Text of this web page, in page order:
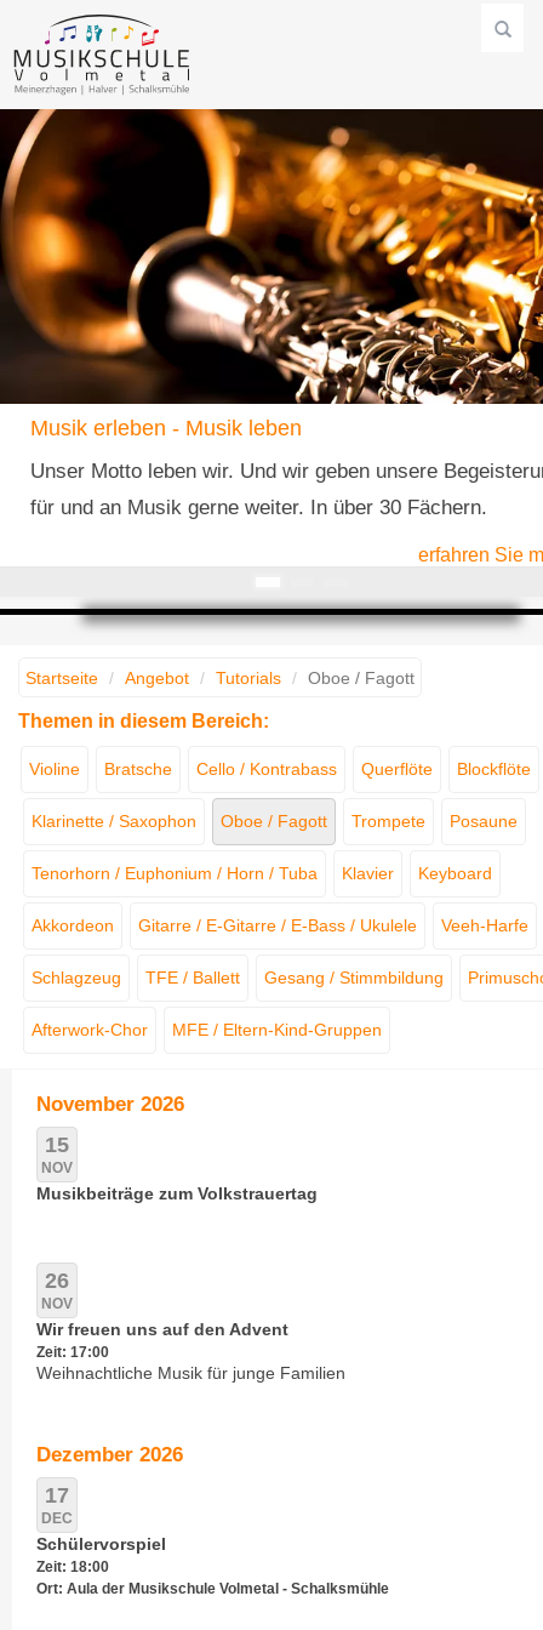
Musik erleben - Musik leben
Unser Motto leben wir. Und wir geben unsere
für und an Musik gerne weiter. In über 30 Fächern.
erfahren Sie
Startseite Angebot Tutorials Oboe / Fagott
Themen in diesem Bereich:
Violine Bratsche Cello / Kontrabass Querflöte Blockflöte
Klarinette / Saxophon Oboe / Fagott Trompete Posaune
Tenorhorn / Euphonium / Horn / Tuba Klavier Keyboard
Akkordeon Gitarre / E-Gitarre / E-Bass / Ukulele Veeh-Harfe
Schlagzeug TFE / Ballett Gesang / Stimmbildung
Afterwork-Chor MFE / Eltern-Kind-Gruppen
November 2026
15
NOV
Musikbeiträge zum Volkstrauertag
26
NOV
Wir freuen uns auf den Advent
Zeit: 17:00
Weihnachtliche Musik für junge Familien
Dezember 2026
17
DEC
Schülervorspiel
Zeit: 18:00
Ort: Aula der Musikschule Volmetal - Schalksmühle